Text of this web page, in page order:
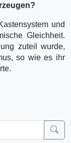
und
Gleichheit.
zuteil wurde,
so wie es ihr